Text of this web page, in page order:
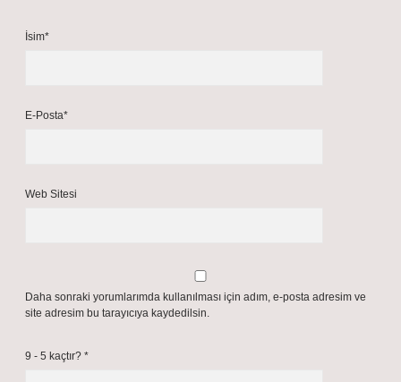
İsim*
E-Posta*
Web Sitesi
Daha sonraki yorumlarımda kullanılması için adım, e-posta adresim ve
site adresim bu tarayıcıya kaydedilsin.
9 - 5 kaçtır? *